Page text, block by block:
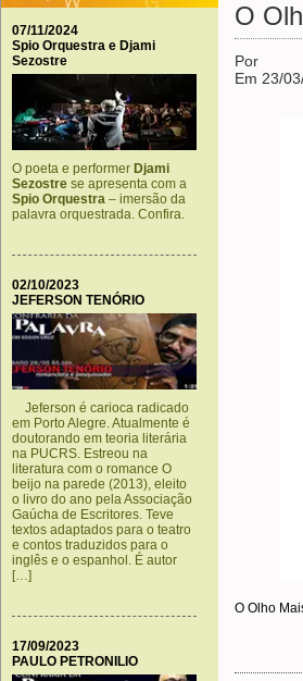
07/11/2024
Spio Orquestra e Djami
Sezostre
O poeta e performer Djami
Sezostre se apresenta com a
Spio Orquestra – imersão da
palavra orquestrada. Confira.
02/10/2023
JEFERSON TENÓRIO
Jeferson é carioca radicado
em Porto Alegre. Atualmente é
doutorando em teoria literária
na PUCRS. Estreou na
literatura com o romance O
beijo na parede (2013), eleito
o livro do ano pela Associação
Gaúcha de Escritores. Teve
textos adaptados para o teatro
e contos traduzidos para o
inglês e o espanhol. É autor
[…]
17/09/2023
PAULO PETRONILIO
O
Por
Em 23/
O Olho